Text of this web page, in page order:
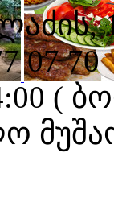
07 70
(